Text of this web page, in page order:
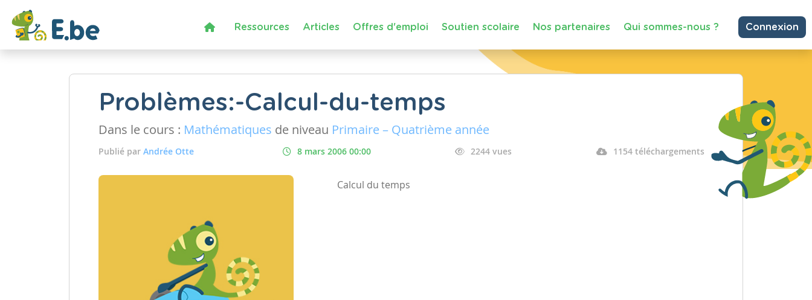
Ressources Articles Offres d'emploi Soutien scolaire Nos partenaires Qui sommes-nous ? Connexion
Problèmes:-Calcul-du-temps
Dans le cours : Mathématiques de niveau Primaire – Quatrième année
Publié par Andrée Otte 8 mars 2006 00:00 2244 vues 1154 téléchargements
Calcul du temps